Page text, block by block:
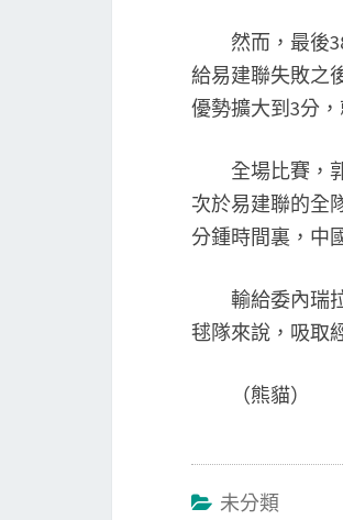
然而，最後38
給易建聯失敗之
優勢擴大到3分
全場比賽，郭
次於易建聯的全
分鍾時間裏，中
輸給委內瑞拉
毬隊來說，吸取
（熊貓）
未分類